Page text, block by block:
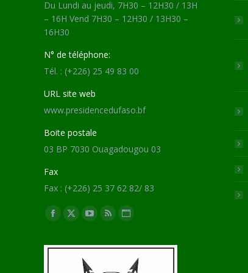
Du Lundi au jeudi, 7H30 – 12H30 / 13H
– 16H Vend 7H30 – 12H30 / 13H30 –
16H30
N° de téléphone:
Tél. : (+226) 25 49 83 00
URL site web
www.presidencedufaso.bf
Boite postale
03 BP 7030 Ouagadougou 03
Fax
Fax : (+226) 25 37 62 82/ 83
Trouvez nous sur :
Facebook
opens
X
opens
YouTube
opens
in
RSS
opens
Site
page
opens